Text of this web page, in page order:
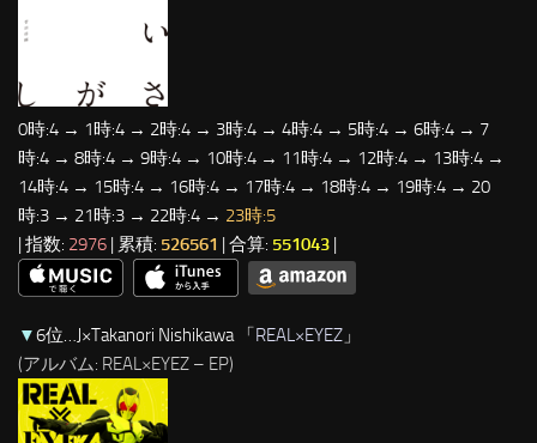
0時:4 → 1時:4 → 2時:4 → 3時:4 → 4時:4 → 5時:4 → 6時:4 → 7
時:4 → 8時:4 → 9時:4 → 10時:4 → 11時:4 → 12時:4 → 13時:4 →
14時:4 → 15時:4 → 16時:4 → 17時:4 → 18時:4 → 19時:4 → 20
時:3 → 21時:3 → 22時:4 → 23時:5
| 指数: 2976 | 累積: 526561 | 合算: 551043 |
▼6位…J×Takanori Nishikawa 「REAL×EYEZ 」
(アルバム: REAL×EYEZ – EP)